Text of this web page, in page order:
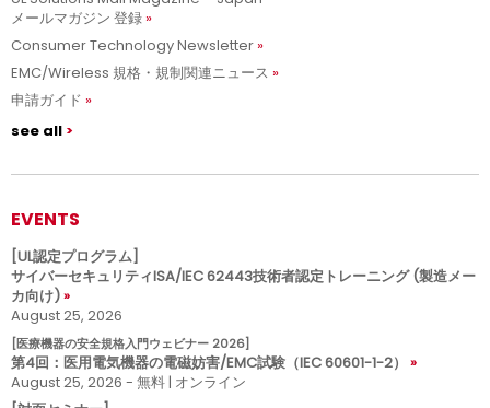
メールマガジン 登録
Consumer Technology Newsletter
EMC/Wireless 規格・規制関連ニュース
申請ガイド
see all
EVENTS
[UL認定プログラム]
サイバーセキュリティISA/IEC 62443技術者認定トレーニング (製造メー
カ向け)
August 25, 2026
[医療機器の安全規格入門ウェビナー 2026]
第4回：医用電気機器の電磁妨害/EMC試験（IEC 60601-1-2）
August 25, 2026 - 無料 | オンライン